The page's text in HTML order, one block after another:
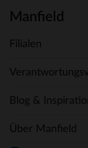
Manfield
Filialen
Blog &
Über Manfield